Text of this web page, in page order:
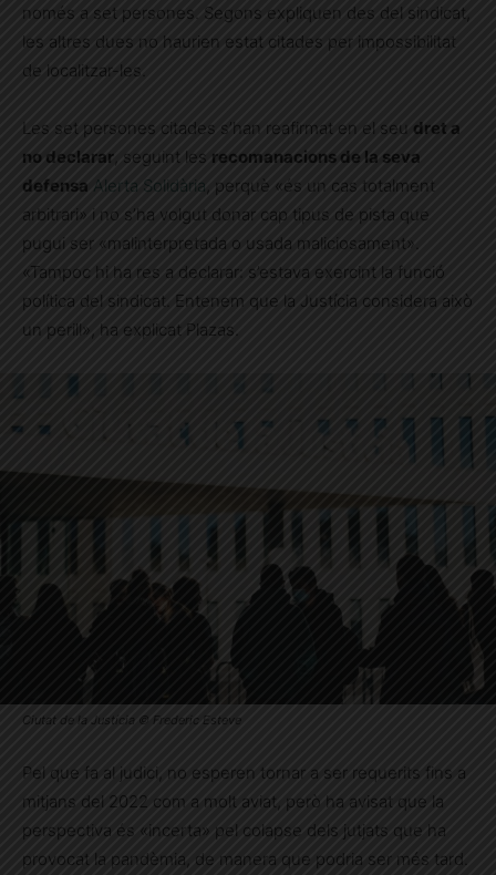
només a set persones. Segons expliquen des del sindicat,
les altres dues no haurien estat citades per impossibilitat
de localitzar-les.
Les set persones citades s’han reafirmat en el seu dret a
no declarar , seguint les recomanacions de la seva
defensa Alerta Solidària , perquè «és un cas totalment
arbitrari» i no s’ha volgut donar cap tipus de pista que
pugui ser «malinterpretada o usada maliciosament».
«Tampoc hi ha res a declarar: s’estava exercint la funció
política del sindicat. Entenem que la Justícia considera això
un perill», ha explicat Plazas.
Ciutat de la Justícia © Frederic Esteve
Pel que fa al judici, no esperen tornar a ser requerits fins a
mitjans del 2022 com a molt aviat, però ha avisat que la
perspectiva és «incerta» pel colapse dels jutjats que ha
provocat la pandèmia, de manera que podria ser més tard.